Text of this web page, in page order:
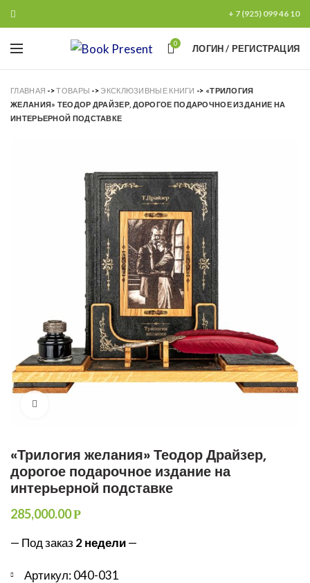
+ 7 (925) 099 46 10
0 ЛОГИН / РЕГИСТРАЦИЯ
ГЛАВНАЯ ->ТОВАРЫ -> ЭКСКЛЮЗИВНЫЕ КНИГИ -> «ТРИЛОГИЯ
ЖЕЛАНИЯ» ТЕОДОР ДРАЙЗЕР, ДОРОГОЕ ПОДАРОЧНОЕ ИЗДАНИЕ НА
ИНТЕРЬЕРНОЙ ПОДСТАВКЕ
«Трилогия желания» Теодор Драйзер,
дорогое подарочное издание на
интерьерной подставке
285,000.00Р
— Под заказ2 недели—
Артикул: 040-031